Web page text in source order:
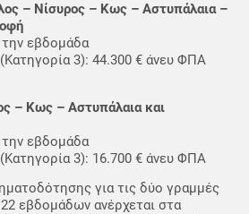
– Νίσυρος – Κως – Αστυπάλαια –
εβδομάδα
3): 44.300 € άνευ ΦΠΑ
– Κως – Αστυπάλαια και
εβδομάδα
3): 16.700 € άνευ ΦΠΑ
για τις δύο γραμμές
22 εβδομάδων ανέρχεται στα